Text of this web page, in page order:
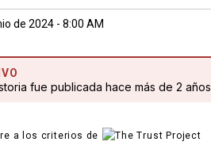
de 2024 - 8:00 AM
fue publicada hace más de 2
a los criterios de